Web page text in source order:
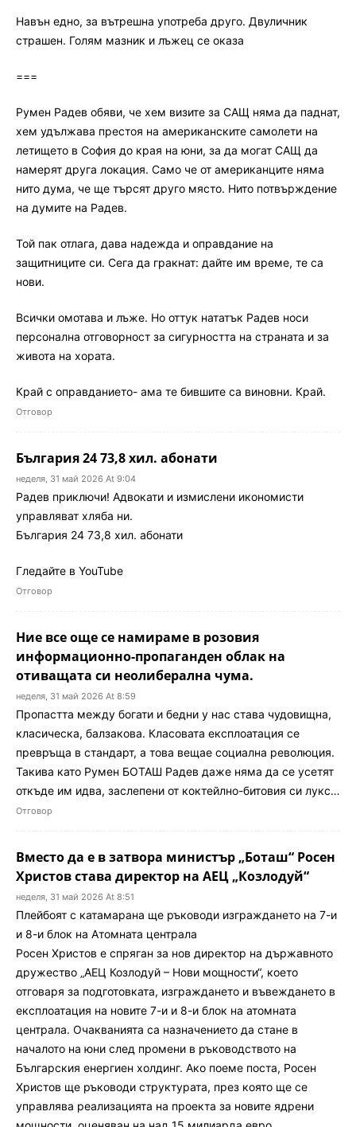
Навън едно, за вътрешна употреба друго. Двуличник
страшен. Голям мазник и лъжец се оказа
===
Румен Радев обяви, че хем визите за САЩ няма да паднат,
хем удължава престоя на американските самолети на
летището в София до края на юни, за да могат САЩ да
намерят друга локация. Само че от американците няма
нито дума, че ще търсят друго място. Нито потвърждение
на думите на Радев.
Той пак отлага, дава надежда и оправдание на
защитниците си. Сега да гракнат: дайте им време, те са
нови.
Всички омотава и лъже. Но оттук нататък Радев носи
персонална отговорност за сигурността на страната и за
живота на хората.
Край с оправданието- ама те бившите са виновни. Край.
Отговор
България 24 73,8 хил. абонати
неделя, 31 май 2026 At 9:04
Радев приключи! Адвокати и измислени икономисти
управляват хляба ни.
България 24 73,8 хил. абонати
Гледайте в YouTube
Отговор
Ние все още се намираме в розовия
информационно-пропаганден облак на
отиващата си неолиберална чума.
неделя, 31 май 2026 At 8:59
Пропастта между богати и бедни у нас става чудовищна,
класическа, балзакова. Класовата експлоатация се
превръща в стандарт, а това вещае социална революция.
Такива като Румен БОТАШ Радев даже няма да се усетят
откъде им идва, заслепени от коктейлно-битовия си лукс…
Отговор
Вместо да е в затвора министър „Боташ“ Росен
Христов става директор на АЕЦ „Козлодуй“
неделя, 31 май 2026 At 8:51
Плейбоят с катамарана ще ръководи изграждането на 7-и
и 8-и блок на Атомната централа
Росен Христов е спряган за нов директор на държавното
дружество „АЕЦ Козлодуй – Нови мощности“, което
отговаря за подготовката, изграждането и въвеждането в
експлоатация на новите 7-и и 8-и блок на атомната
централа. Очакванията са назначението да стане в
началото на юни след промени в ръководството на
Българския енергиен холдинг. Ако поеме поста, Росен
Христов ще ръководи структурата, през която ще се
управлява реализацията на проекта за новите ядрени